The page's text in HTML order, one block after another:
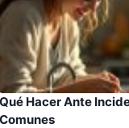
Qué Hacer Ante
Comunes